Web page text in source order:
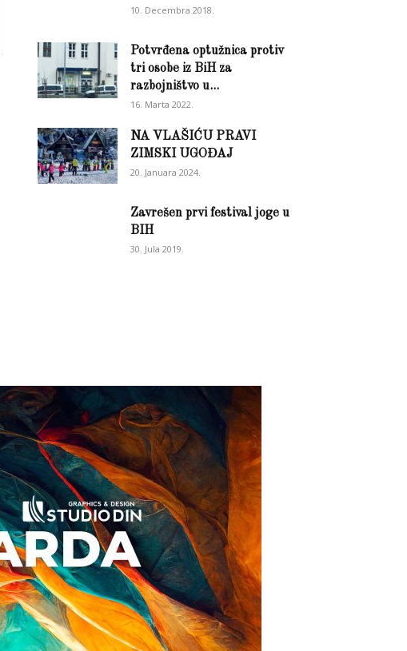
10. Decembra 2018.
Potvrđena optužnica protiv
tri osobe iz BiH za
razbojništvo u...
16. Marta 2022.
NA VLAŠIĆU PRAVI
ZIMSKI UGOĐAJ
20. Januara 2024.
Zavrešen prvi festival joge u
BIH
30. Jula 2019.